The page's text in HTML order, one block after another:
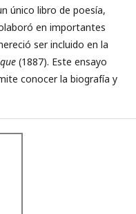
único libro de poesía,
en importantes
ser incluido en la
(1887). Este ensayo
conocer la biografía y